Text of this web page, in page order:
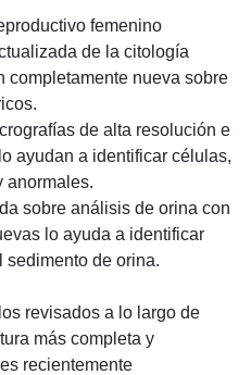
femenino
de la citología
completamente nueva sobre
de alta resolución e
ayudan a identificar células,
anormales.
sobre análisis de orina con
lo ayuda a identificar
sedimento de orina.
revisados a lo largo de
más completa y
recientemente